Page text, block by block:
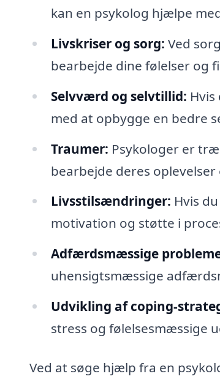
kan en psykolog hjælpe
Livskriser og sorg: Ved
bearbejde dine følelser og
Selvværd og selvtillid:
med at opbygge en bedre
Traumer: Psykologer er
bearbejde deres
Livsstilsændringer: Hvis
motivation og støtte i
Adfærdsmæssige
uhensigtsmæssige
Udvikling af coping-
stress og følelsesmæssige
Ved at søge hjælp fra en